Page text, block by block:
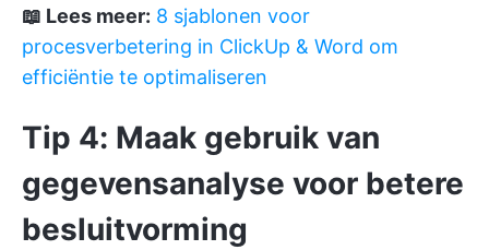
📖 Lees meer: 8 sjablonen voor
procesverbetering in ClickUp & Word om
efficiëntie te optimaliseren
Tip 4: Maak gebruik van
gegevensanalyse voor betere
besluitvorming